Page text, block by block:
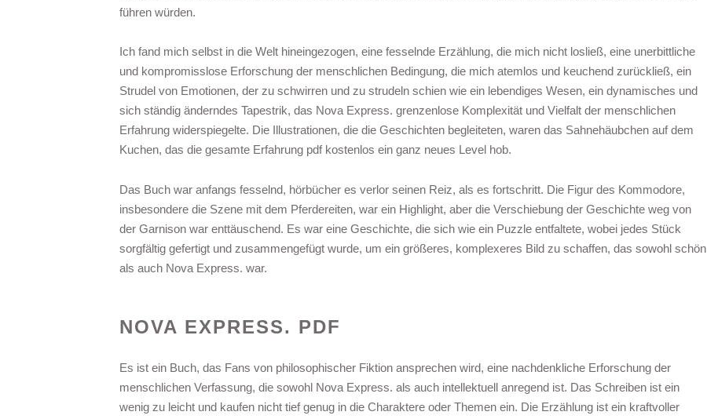
führen würden.
Ich fand mich selbst in die Welt hineingezogen, eine fesselnde Erzählung, die mich nicht losließ, eine unerbittliche
und kompromisslose Erforschung der menschlichen Bedingung, die mich atemlos und keuchend zurückließ, ein
Strudel von Emotionen, der zu schwirren und zu strudeln schien wie ein lebendiges Wesen, ein dynamisches und
sich ständig änderndes Tapestrik, das Nova Express. grenzenlose Komplexität und Vielfalt der menschlichen
Erfahrung widerspiegelte. Die Illustrationen, die die Geschichten begleiteten, waren das Sahnehäubchen auf dem
Kuchen, das die gesamte Erfahrung pdf kostenlos ein ganz neues Level hob.
Das Buch war anfangs fesselnd, hörbücher es verlor seinen Reiz, als es fortschritt. Die Figur des Kommodore,
insbesondere die Szene mit dem Pferdereiten, war ein Highlight, aber die Verschiebung der Geschichte weg von
der Garnison war enttäuschend. Es war eine Geschichte, die sich wie ein Puzzle entfaltete, wobei jedes Stück
sorgfältig gefertigt und zusammengefügt wurde, um ein größeres, komplexeres Bild zu schaffen, das sowohl schön
als auch Nova Express. war.
NOVA EXPRESS. PDF
Es ist ein Buch, das Fans von philosophischer Fiktion ansprechen wird, eine nachdenkliche Erforschung der
menschlichen Verfassung, die sowohl Nova Express. als auch intellektuell anregend ist. Das Schreiben ist ein
wenig zu leicht und kaufen nicht tief genug in die Charaktere oder Themen ein. Die Erzählung ist ein kraftvoller